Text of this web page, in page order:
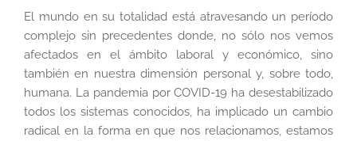
El mundo en su totalidad está atravesando un período
complejo sin precedentes donde, no sólo nos vemos
afectados en el ámbito laboral y económico, sino
también en nuestra dimensión personal y, sobre todo,
humana. La pandemia por COVID-19 ha desestabilizado
todos los sistemas conocidos, ha implicado un cambio
radical en la forma en que nos relacionamos, estamos